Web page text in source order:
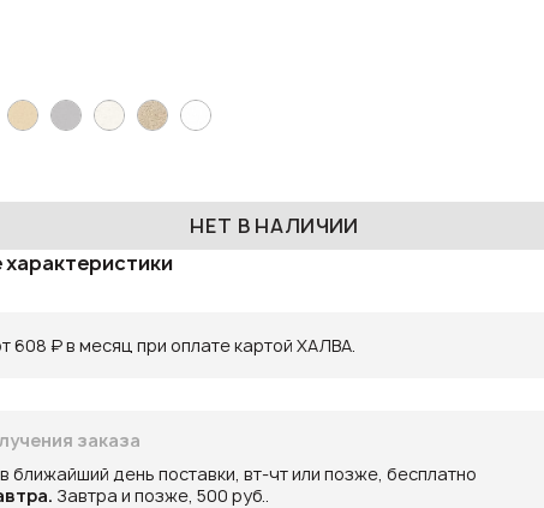
НЕТ В НАЛИЧИИ
характеристики
608 ₽ в месяц при оплате картой ХАЛВА.
заказа
в ближайший день поставки, вт-чт или позже, бесплатно
Завтра и позже, 500 руб..